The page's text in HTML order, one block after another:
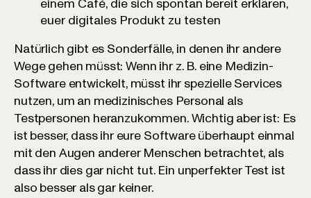
einem Café, die sich spontan bereit erklären,
euer digitales Produkt zu testen
Natürlich gibt es Sonderfälle, in denen ihr andere
Wege gehen müsst: Wenn ihr z. B. eine Medizin-
Software entwickelt, müsst ihr spezielle Services
nutzen, um an medizinisches Personal als
Testpersonen heranzukommen. Wichtig aber ist: Es
ist besser, dass ihr eure Software überhaupt einmal
mit den Augen anderer Menschen betrachtet, als
dass ihr dies gar nicht tut. Ein unperfekter Test ist
also besser als gar keiner.